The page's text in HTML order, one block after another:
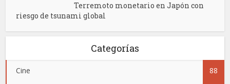
Terremoto monetario en Japón con
riesgo de tsunami global
Categorías
Cine 88